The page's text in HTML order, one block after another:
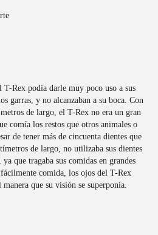
T-Rex podía darle muy poco uso a sus
garras, y no alcanzaban a su boca. Con
de largo, el T-Rex no era un gran
comía los restos que otros animales o
de tener más de cincuenta dientes que
de largo, no utilizaba sus dientes
que tragaba sus comidas en grandes
comida, los ojos del T-Rex
que su visión se superponía.